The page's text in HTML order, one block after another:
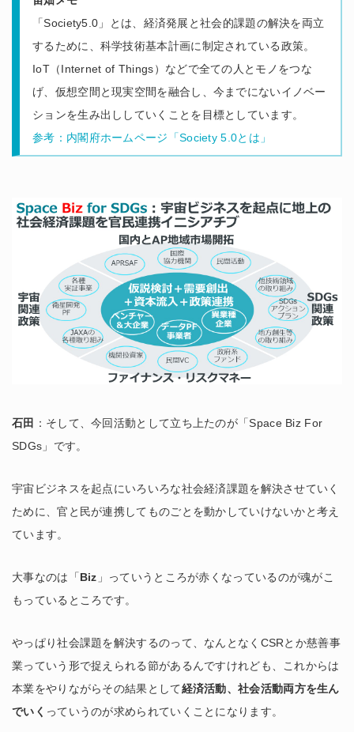
「Society5.0」とは、経済発展と社会的課題の解決を両立
するために、科学技術基本計画に制定されている政策。
IoT（Internet of Things）などで全ての人とモノをつな
げ、仮想空間と現実空間を融合し、今までにないイノベー
ションを生み出ししていくことを目標としています。
参考： 内閣府ホームページ「Society 5.0とは」
石田 ：そして、今回活動として立ち上たのが「Space Biz For
SDGs」です。
宇宙ビジネスを起点にいろいろな社会経済課題を解決させていく
ために、官と民が連携してものごとを動かしていけないかと考え
ています。
大事なのは「Biz 」っていうところが赤くなっているのが魂がこ
もっているところです。
やっぱり社会課題を解決するのって、なんとなくCSRとか慈善事
業っていう形で捉えられる節があるんですけれども、これからは
本業をやりながらその結果として経済活動、社会活動両方を生ん
でいく っていうのが求められていくことになります。